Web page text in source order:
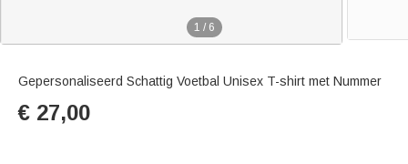
1 / 6
Gepersonaliseerd Schattig Voetbal Unisex T-shirt met Nummer
€ 27,00